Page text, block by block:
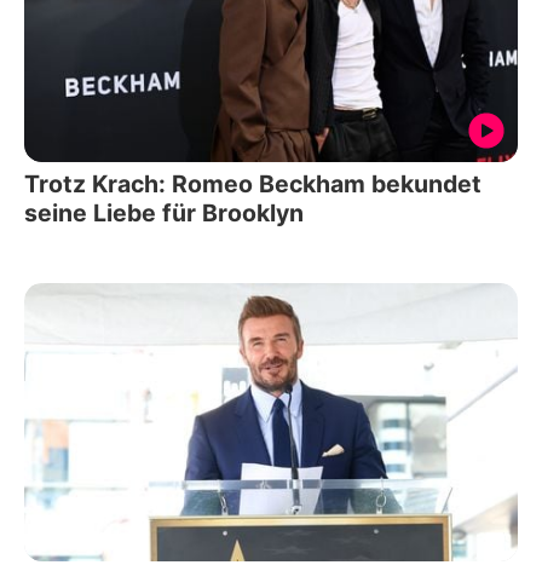
Trotz Krach: Romeo Beckham bekundet
seine Liebe für Brooklyn